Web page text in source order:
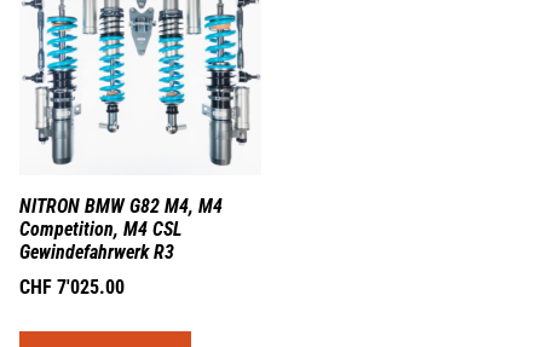
NITRON BMW G82 M4, M4
Competition, M4 CSL
Gewindefahrwerk R3
CHF 7'025.00